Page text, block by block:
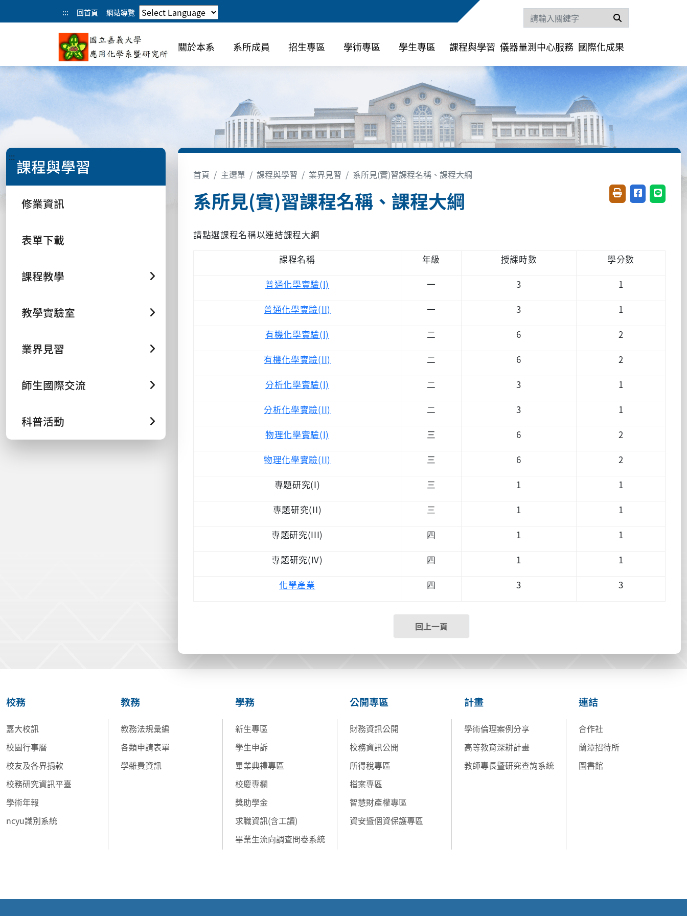
::: 回首頁 網站導覽
關於本系 系所成員 招生專區 學術專區 學生專區 課程與學習 儀器量測中心服務 國際化成果
::: 課程與學習
修業資訊
表單下載
課程教學
教學實驗室
業界見習
師生國際交流
科普活動
首頁 主選單 課程與學習 業界見習 系所見(實)習課程名稱、課程大綱
系所見(實)習課程名稱、課程大綱 友善列印(開新視窗)
分享至臉書(
分享至
請點選課程名稱以連結課程大綱
課程名稱
年級 授課時數 學分數
普通化學實驗(I) 一 3 1
普通化學實驗(II) 一 3 1
有機化學實驗(I) 二 6 2
有機化學實驗(II) 二 6 2
分析化學實驗(I) 二 3 1
分析化學實驗(II) 二 3 1
物理化學實驗(I) 三 6 2
物理化學實驗(II) 三 6 2
專題研究(I) 三 1 1
專題研究(II) 三 1 1
專題研究(III) 四 1 1
專題研究(IV) 四 1 1
化學產業 四 3 3
回上一頁
校務
嘉大校訊
校園行事曆
校友及各界捐款
校務研究資訊平臺
學術年報
ncyu識別系統
教務
教務法規彙編
各類申請表單
學雜費資訊
學務
新生專區
學生申訴
畢業典禮專區
校慶專欄
獎助學金
求職資訊(含工讀)
畢業生流向調查問卷系統
公開專區
財務資訊公開
校務資訊公開
所得稅專區
檔案專區
智慧財產權專區
資安暨個資保護專區
計畫
學術倫理案例分享
高等教育深耕計畫
教師專長暨研究查詢系統
連結
合作社
蘭潭招待所
圖書館